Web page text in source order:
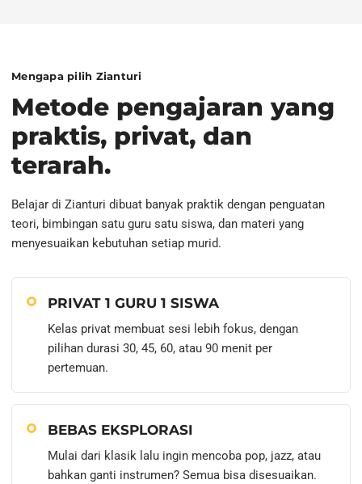
Mengapa pilih Zianturi
Metode pengajaran yang
praktis, privat, dan
terarah.
Belajar di Zianturi dibuat banyak praktik dengan penguatan
teori, bimbingan satu guru satu siswa, dan materi yang
menyesuaikan kebutuhan setiap murid.
PRIVAT 1 GURU 1 SISWA
Kelas privat membuat sesi lebih fokus, dengan
pilihan durasi 30, 45, 60, atau 90 menit per
pertemuan.
BEBAS EKSPLORASI
Mulai dari klasik lalu ingin mencoba pop, jazz, atau
bahkan ganti instrumen? Semua bisa disesuaikan.